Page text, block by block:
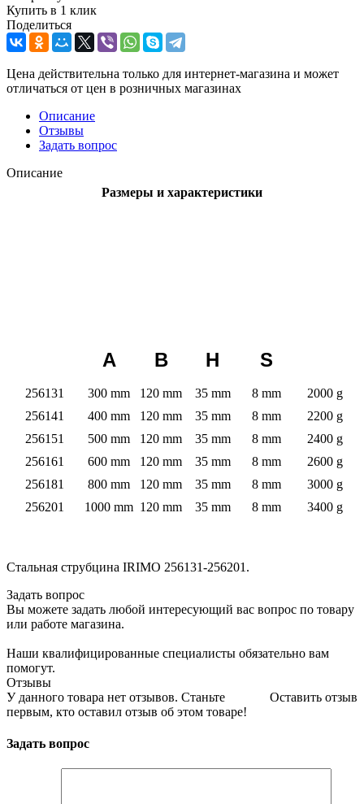
Купить в 1 клик
Поделиться
Цена действительна только для интернет-магазина и может
отличаться от цен в розничных магазинах
Описание
Отзывы
Задать вопрос
Описание
Размеры и характеристики
A B H S
256131 300 mm 120 mm 35 mm 8 mm
2000 g
256141
400 mm 120 mm 35 mm 8 mm
2200 g
256151
500 mm 120 mm 35 mm 8 mm
2400 g
256161
600 mm 120 mm 35 mm 8 mm
2600 g
256181
800 mm 120 mm 35 mm 8 mm
3000 g
256201
1000 mm 120 mm 35 mm 8 mm 3400 g
Стальная струбцина IRIMO 256131-256201.
Задать вопрос
Вы можете задать любой интересующий вас вопрос по товару
или работе магазина.
Наши квалифицированные специалисты обязательно вам
помогут.
Отзывы
Оставить отзыв
У данного товара нет отзывов. Станьте
первым, кто оставил отзыв об этом товаре!
Задать вопрос